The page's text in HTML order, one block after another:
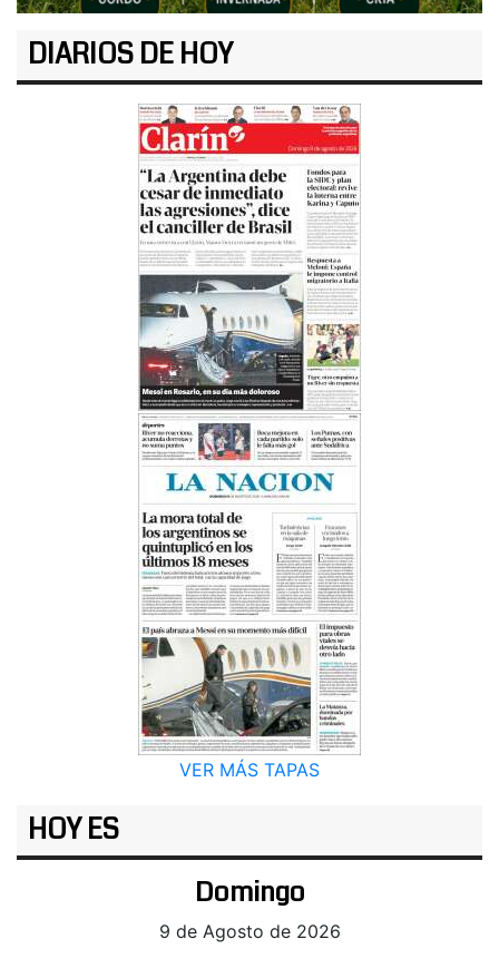
DIARIOS DE HOY
VER MÁS TAPAS
HOY ES
Domingo
9 de Agosto de 2026